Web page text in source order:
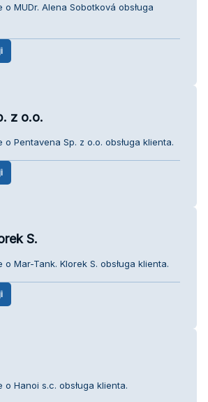
MUDr. Alena Sobotková obsługa
z o.o.
Pentavena Sp. z o.o. obsługa klienta.
S.
Mar-Tank. Klorek S. obsługa klienta.
Hanoi s.c. obsługa klienta.